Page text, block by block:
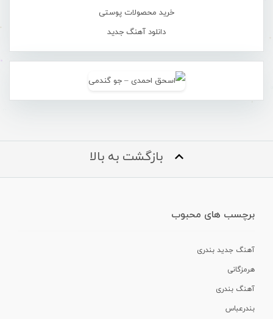
خرید محصولات پوستی
دانلود آهنگ جدید
بازگشت به بالا
برچسب های محبوب
آهنگ جدید بندری
هرمزگانی
آهنگ بندری
بندرعباس